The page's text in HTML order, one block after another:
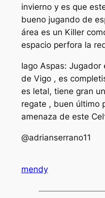
invierno y es que
bueno jugando de
área es un Killer
espacio perfora la
Iago Aspas:
de Vigo , es
es letal, tiene gran
regate , buen último
amenaza de este
@adrianserrano11
mendy